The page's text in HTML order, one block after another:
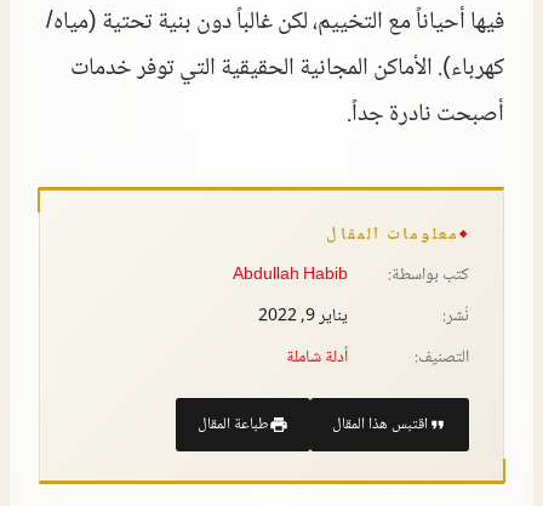
فيها أحياناً مع التخييم، لكن غالباً دون بنية تحتية (مياه/
كهرباء). الأماكن المجانية الحقيقية التي توفر خدمات
أصبحت نادرة جداً.
معلومات المقال
كتب بواسطة:
Abdullah Habib
نُشر:
يناير 9, 2022
التصنيف:
أدلة شاملة
اقتبس هذا المقال طباعة المقال